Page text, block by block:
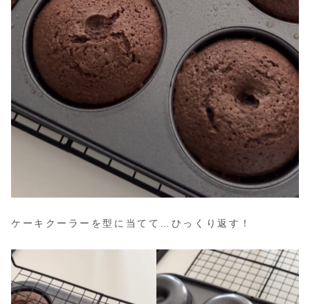
ケーキクーラーを型に当てて…ひっくり返す！